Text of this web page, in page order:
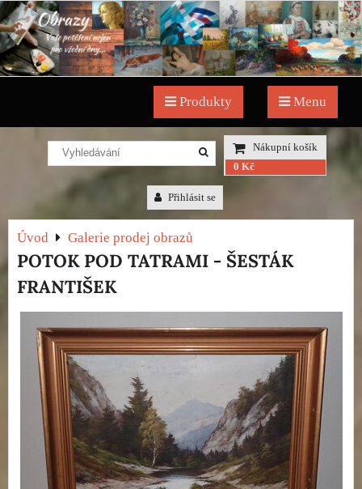
Produkty Menu
Nákupní košík
0 Kč
Přihlásit se
Úvod Galerie prodej obrazů
POTOK POD TATRAMI - ŠESTÁK
FRANTIŠEK